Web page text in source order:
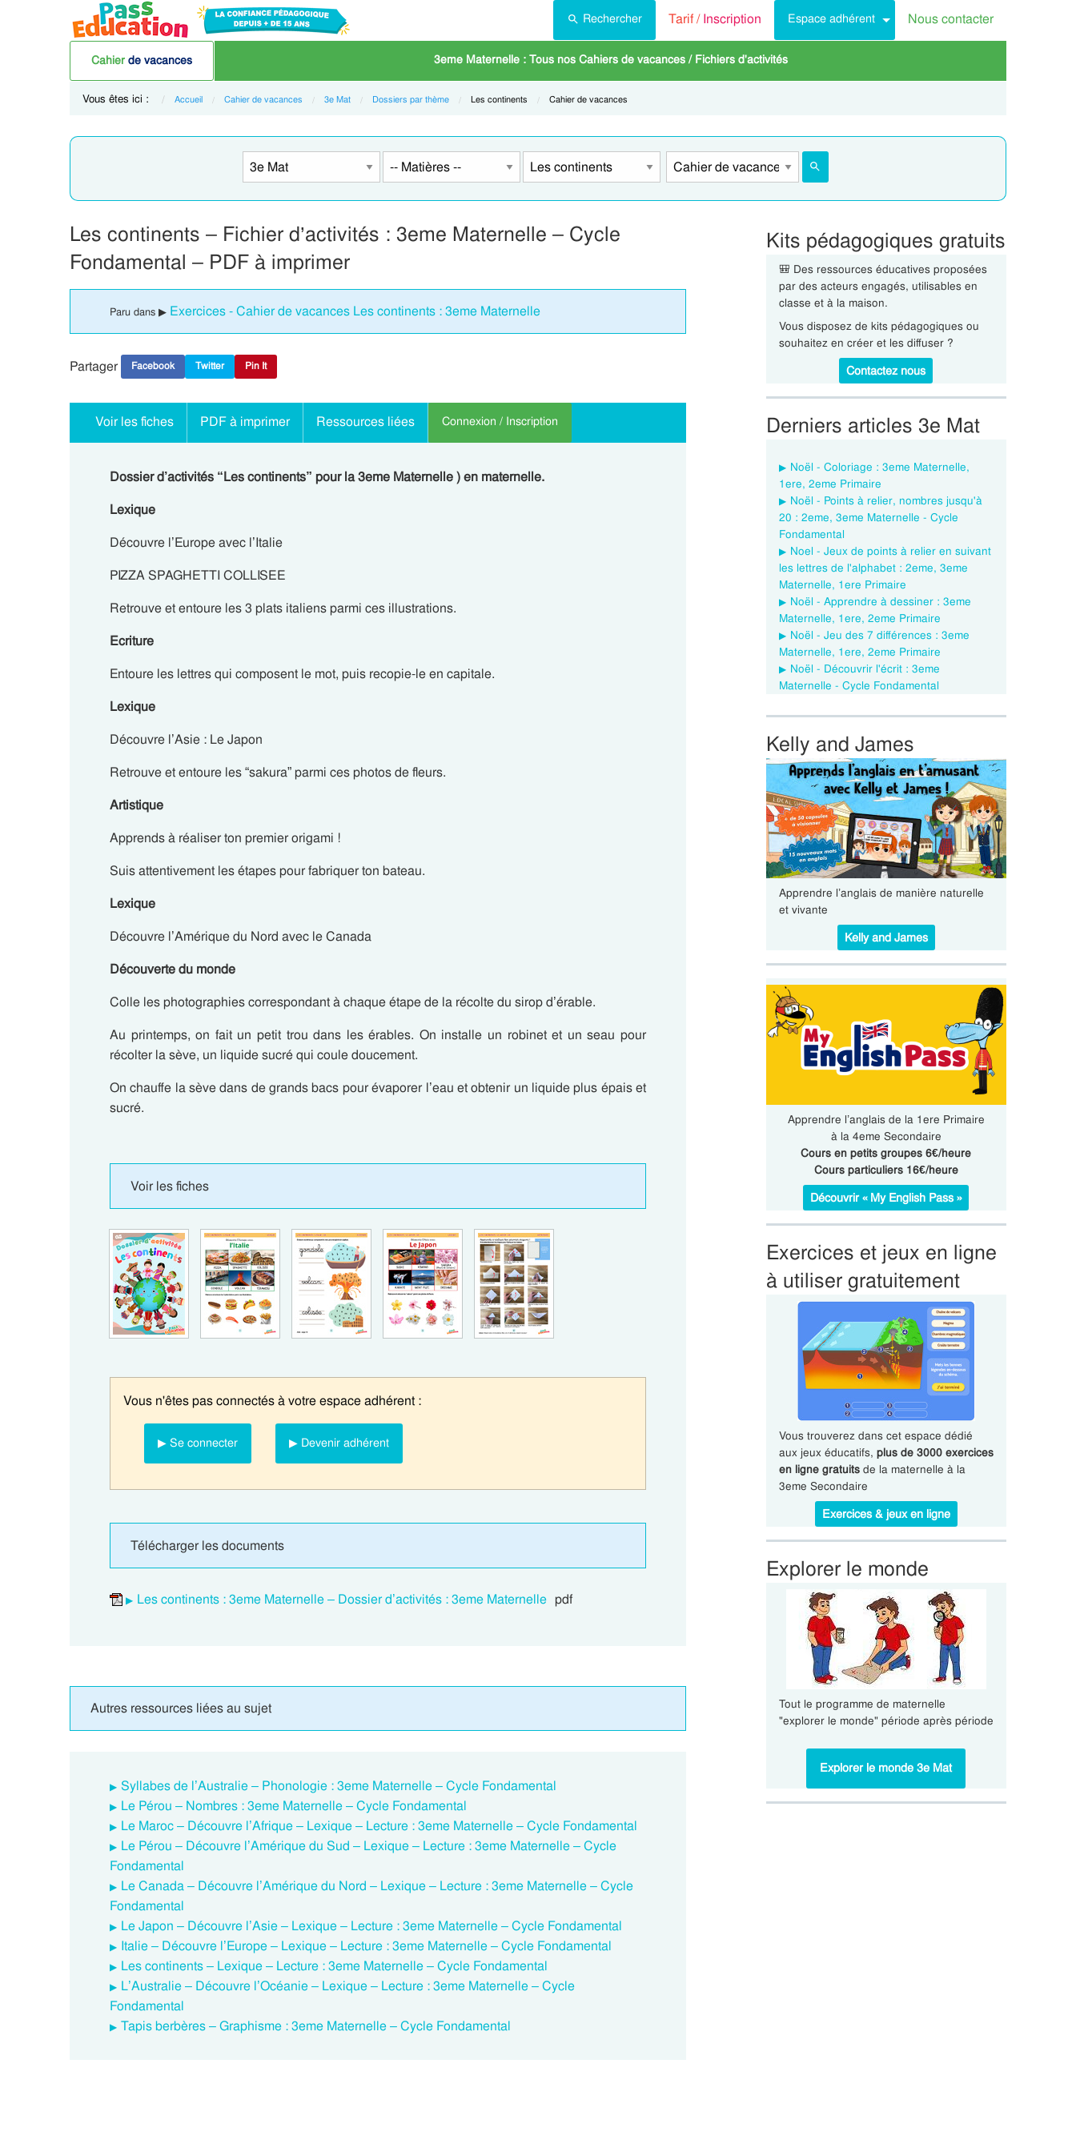
Rechercher Tarif /Inscription Espace adhérent Nous contacter
Cahier de vacances 3eme Maternelle : Tous nos Cahiers de vacances / Fichiers d'activités
Vous êtes ici : Accueil Cahier de vacances 3e Mat Dossiers par thème Current:
Les continents Current:
Cahier de vacances
Les continents – Fichier d’activités : 3eme Maternelle – Cycle
Fondamental – PDF à imprimer
Paru dans ▶ Exercices - Cahier de vacances Les continents : 3eme Maternelle
Partager Facebook Twitter Pin It
Voir les fiches PDF à imprimer Ressources liées Connexion / Inscription
Dossier d’activités “Les continents” pour la 3eme Maternelle ) en maternelle.
Lexique
Découvre l’Europe avec l’Italie
PIZZA SPAGHETTI COLLISEE
Retrouve et entoure les 3 plats italiens parmi ces illustrations.
Ecriture
Entoure les lettres qui composent le mot, puis recopie-le en capitale.
Lexique
Découvre l’Asie : Le Japon
Retrouve et entoure les “sakura” parmi ces photos de fleurs.
Artistique
Apprends à réaliser ton premier origami !
Suis attentivement les étapes pour fabriquer ton bateau.
Lexique
Découvre l’Amérique du Nord avec le Canada
Découverte du monde
Colle les photographies correspondant à chaque étape de la récolte du sirop d’érable.
Au printemps, on fait un petit trou dans les érables. On installe un robinet et un seau pour
récolter la sève, un liquide sucré qui coule doucement.
On chauffe la sève dans de grands bacs pour évaporer l’eau et obtenir un liquide plus épais et
sucré.
Voir les fiches
Vous n'êtes pas connectés à votre espace adhérent :
▶ Se connecter ▶ Devenir adhérent
Télécharger les documents
Les continents : 3eme Maternelle – Dossier d’activités : 3eme Maternelle pdf
Autres ressources liées au sujet
Syllabes de l’Australie – Phonologie : 3eme Maternelle – Cycle Fondamental
Le Pérou – Nombres : 3eme Maternelle – Cycle Fondamental
Le Maroc – Découvre l’Afrique – Lexique – Lecture : 3eme Maternelle – Cycle Fondamental
Le Pérou – Découvre l’Amérique du Sud – Lexique – Lecture : 3eme Maternelle – Cycle
Fondamental
Le Canada – Découvre l’Amérique du Nord – Lexique – Lecture : 3eme Maternelle – Cycle
Fondamental
Le Japon – Découvre l’Asie – Lexique – Lecture : 3eme Maternelle – Cycle Fondamental
Italie – Découvre l’Europe – Lexique – Lecture : 3eme Maternelle – Cycle Fondamental
Les continents – Lexique – Lecture : 3eme Maternelle – Cycle Fondamental
L’Australie – Découvre l’Océanie – Lexique – Lecture : 3eme Maternelle – Cycle
Fondamental
Tapis berbères – Graphisme : 3eme Maternelle – Cycle Fondamental
Kits pédagogiques gratuits
🎒 Des ressources éducatives proposées
par des acteurs engagés, utilisables en
classe et à la maison.
Vous disposez de kits pédagogiques ou
souhaitez en créer et les diffuser ?
Contactez nous
Derniers articles 3e Mat
Noël - Coloriage : 3eme Maternelle,
1ere, 2eme Primaire
Noël - Points à relier, nombres jusqu'à
20 : 2eme, 3eme Maternelle - Cycle
Fondamental
Noel - Jeux de points à relier en suivant
les lettres de l'alphabet : 2eme, 3eme
Maternelle, 1ere Primaire
Noël - Apprendre à dessiner : 3eme
Maternelle, 1ere, 2eme Primaire
Noël - Jeu des 7 différences : 3eme
Maternelle, 1ere, 2eme Primaire
Noël - Découvrir l'écrit : 3eme
Maternelle - Cycle Fondamental
Kelly and James
Apprendre l’anglais de manière naturelle
et vivante
Kelly and James
Apprendre l’anglais de la 1ere Primaire
à la 4eme Secondaire
Cours en petits groupes 6€/heure
Cours particuliers 16€/heure
Découvrir « My English Pass »
Exercices et jeux en ligne
à utiliser gratuitement
Vous trouverez dans cet espace dédié
aux jeux éducatifs, plus de 3000 exercices
en ligne gratuitsde la maternelle à la
3eme Secondaire
Exercices & jeux en ligne
Explorer le monde
Tout le programme de maternelle
"explorer le monde" période après période
Explorer le monde 3e Mat